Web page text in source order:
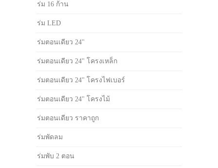
ร่ม 16 ก้าน
ร่ม LED
ร่มตอนเดียว 24"
ร่มตอนเดียว 24" โครงเหล็ก
ร่มตอนเดียว 24" โครงไฟเบอร์
ร่มตอนเดียว 24" โครงไม้
ร่มตอนเดียว ราคาถูก
ร่มพัดลม
ร่มพับ 2 ตอน